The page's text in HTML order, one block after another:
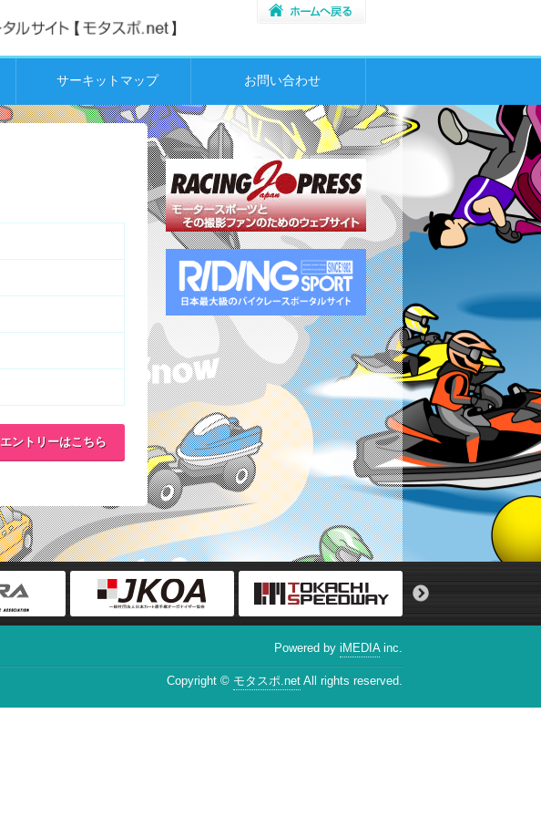
サーキットマップ お問い合わせ
エントリーはこちら
Powered by iMEDIAinc.
Copyright © モタスポ.net All rights reserved.